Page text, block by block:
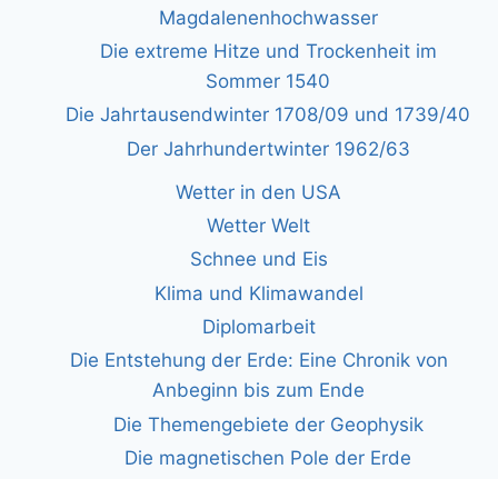
Magdalenenhochwasser
Die extreme Hitze und Trockenheit im
Sommer 1540
Die Jahrtausendwinter 1708/09 und 1739/40
Der Jahrhundertwinter 1962/63
Wetter in den USA
Wetter Welt
Schnee und Eis
Klima und Klimawandel
Diplomarbeit
Die Entstehung der Erde: Eine Chronik von
Anbeginn bis zum Ende
Die Themengebiete der Geophysik
Die magnetischen Pole der Erde